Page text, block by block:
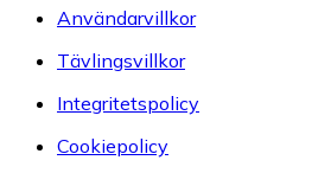
Användarvillkor
Tävlingsvillkor
Integritetspolicy
Cookiepolicy